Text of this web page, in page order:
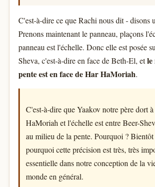
C'est-à-dire ce que Rachi nous dit - disons
Prenons maintenant le panneau, plaçons
panneau est l'échelle. Donc elle est posée
Sheva, c'est-à-dire en face de Beth-El, etle
pente est en face de Har HaMoriah.
C'est-à-dire que Yaakov notre père dort
HaMoriah et l'échelle est entre Beer-
au milieu de la pente. Pourquoi ?
pourquoi cette précision est très, très
essentielle dans notre conception de la
monde en général.